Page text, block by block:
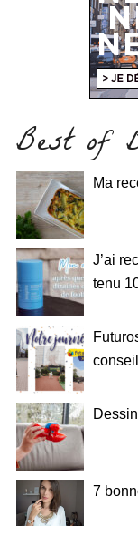
Best of
Ma
J’ai
tenu
7